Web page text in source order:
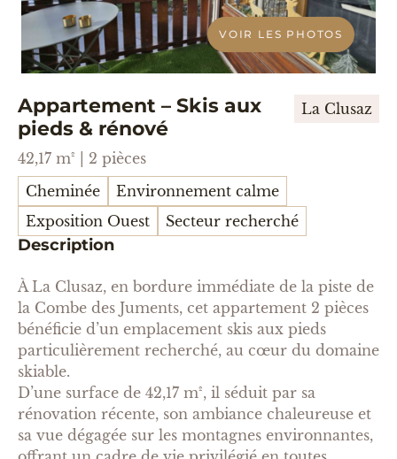
VOIR LES PHOTOS
Appartement – Skis aux
pieds & rénové
La Clusaz
42,17 m² | 2 pièces
Cheminée
Environnement calme
Exposition Ouest
Secteur recherché
Description
À La Clusaz, en bordure immédiate de la piste de
la Combe des Juments, cet appartement 2 pièces
bénéficie d’un emplacement skis aux pieds
particulièrement recherché, au cœur du domaine
skiable.
D’une surface de 42,17 m², il séduit par sa
rénovation récente, son ambiance chaleureuse et
sa vue dégagée sur les montagnes environnantes,